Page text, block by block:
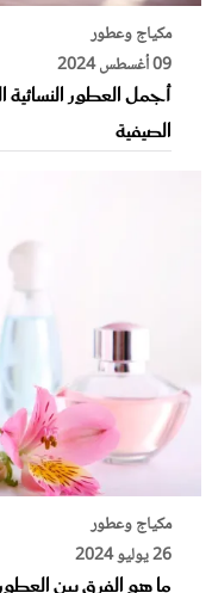
مكياج وعطور
09 أغسطس 2024
أجمل العطور
الصيفية
مكياج وعطور
26 يوليو 2024
ما هو الفرق بين